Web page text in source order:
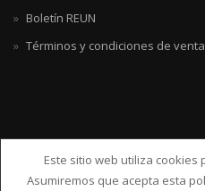
Boletín REUN
Términos y condiciones de venta
Este sitio web utiliza
Asumiremos que acepta esta